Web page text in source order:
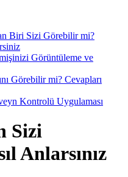
Biri Sizi Görebilir mi?
Görüntüleme ve
Görebilir mi? Cevapları
Kontrolü Uygulaması
Sizi
Anlarsınız